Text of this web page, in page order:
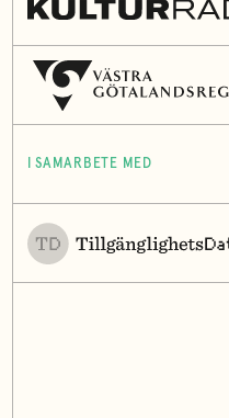
I SAMARBETE MED